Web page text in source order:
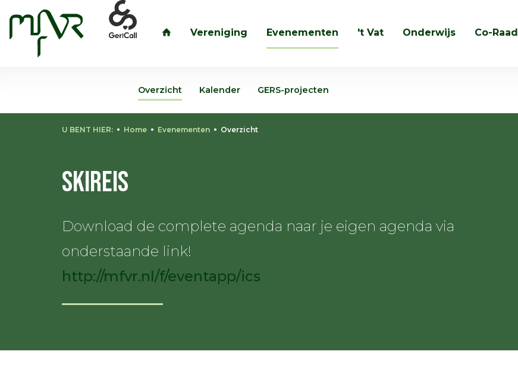
Vereniging Evenementen 't Vat Onderwijs Co-Raad
Zoeken
inloggen
U BENT HIER: Home Evenementen Overzicht
Skireis
Download de complete agenda naar je eigen agenda via
onderstaande link!
http://mfvr.nl/f/eventapp/ics
Overzicht Kalender GERS-projecten